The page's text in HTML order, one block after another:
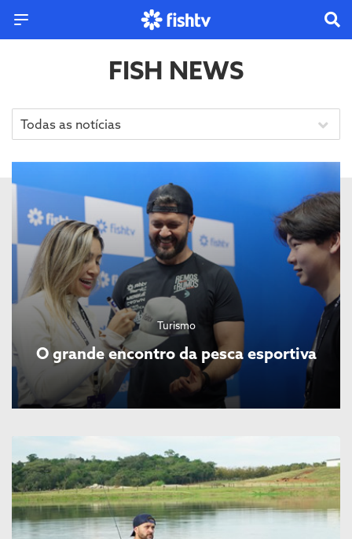
FISH NEWS
Todas as notícias
Turismo
O grande encontro da pesca esportiva